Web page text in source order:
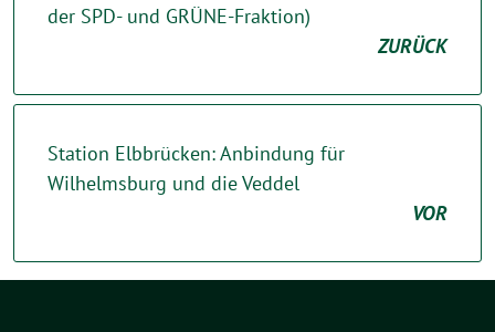
der SPD- und GRÜNE-Fraktion)
ZURÜCK
Station Elbbrücken: Anbindung für
Wilhelmsburg und die Veddel
VOR